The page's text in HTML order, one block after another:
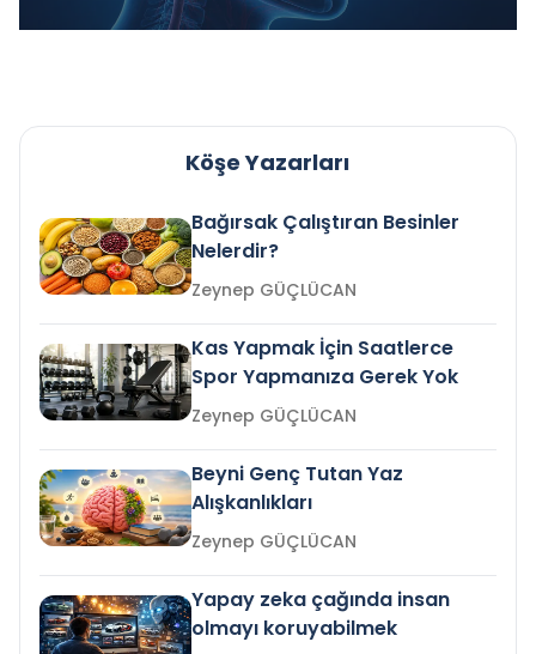
Köşe Yazarları
Bağırsak Çalıştıran Besinler
Nelerdir?
Zeynep GÜÇLÜCAN
Kas Yapmak İçin Saatlerce
Spor Yapmanıza Gerek Yok
Zeynep GÜÇLÜCAN
Beyni Genç Tutan Yaz
Alışkanlıkları
Zeynep GÜÇLÜCAN
Yapay zeka çağında insan
olmayı koruyabilmek